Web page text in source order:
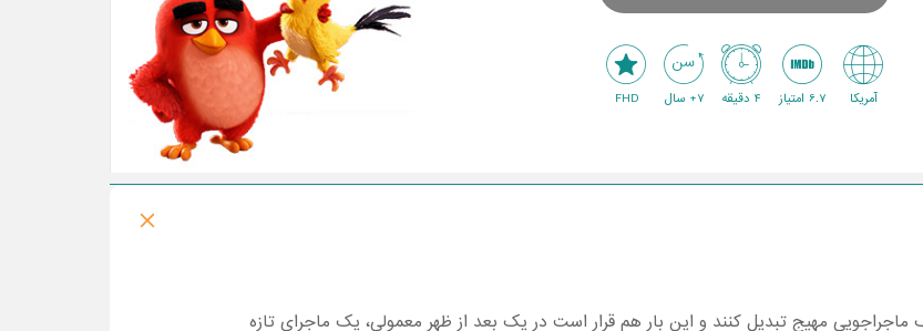
آمریکا 6.7 امتیاز 4 دقیقه 7+ سال FHD
ماجراجویی مهیج تبدیل کنند و این بار هم قرار است در یک بعد از ظهر معمولی، یک ماجرای تازه